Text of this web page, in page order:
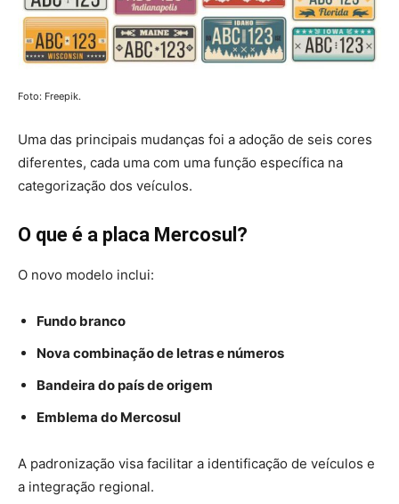
Foto: Freepik.
Uma das principais mudanças foi a adoção de seis cores
diferentes, cada uma com uma função específica na
categorização dos veículos.
O que é a placa Mercosul?
O novo modelo inclui:
Fundo branco
Nova combinação de letras e números
Bandeira do país de origem
Emblema do Mercosul
A padronização visa facilitar a identificação de veículos e
a integração regional.